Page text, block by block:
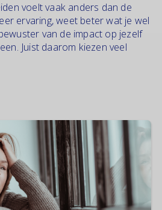
voelt vaak anders dan de
ervaring, weet beter wat je wel
van de impact op jezelf
Juist daarom kiezen veel